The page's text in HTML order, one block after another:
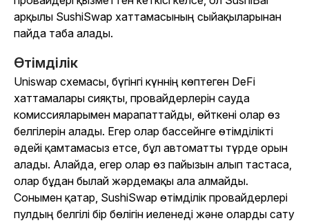
арқылы SushiSwap хаттамасының сыйақыларынан
пайда таба алады.
Өтімділік
Uniswap схемасы, бүгінгі күннің көптеген DeFi
хаттамалары сияқты, провайдерлерін сауда
комиссияларымен марапаттайды, өйткені олар өз
белгілерін алады. Егер олар бассейнге өтімділікті
әдейі қамтамасыз етсе, бұл автоматты түрде орын
алады. Алайда, егер олар өз пайызын алып тастаса,
олар бұдан былай жәрдемақы ала алмайды.
Сонымен қатар, SushiSwap өтімділік провайдерлері
пулдың белгілі бір бөлігін иеленеді және оларды сату